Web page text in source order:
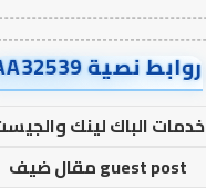
روابط نصية AA32539
خدمات الباك لينك
guest post مقال ضيف